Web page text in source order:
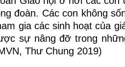
đoàn. Các con không
gia các sinh hoạt của
sự nâng đỡ trong
Thư Chung 2019)